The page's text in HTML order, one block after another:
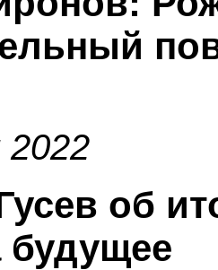
2022
об
будущее